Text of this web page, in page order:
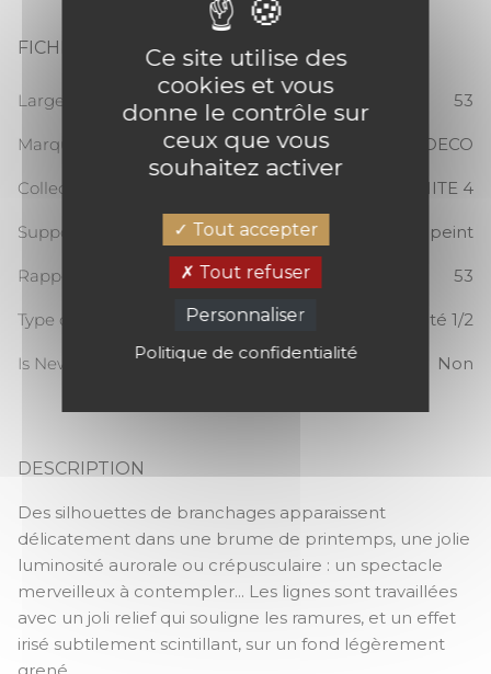
FICHE TECHNIQUE
Largeur totale (cm) 53
Marque CASADECO
Collection SO WHITE 4
Support Papier peint
Rapport Vertical 53
Type de raccord Raccord sauté 1/2
Is New Non
DESCRIPTION
Des silhouettes de branchages apparaissent
délicatement dans une brume de printemps, une jolie
luminosité aurorale ou crépusculaire : un spectacle
merveilleux à contempler... Les lignes sont travaillées
avec un joli relief qui souligne les ramures, et un effet
irisé subtilement scintillant, sur un fond légèrement
Ce site utilise des
cookies et vous
donne le contrôle sur
ceux que vous
souhaitez activer
Tout accepter
Tout refuser
Personnaliser
Politique de confidentialité